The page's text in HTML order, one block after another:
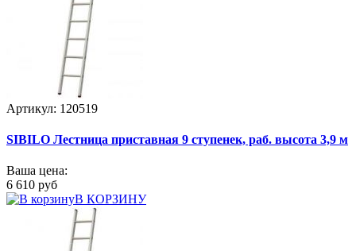
Артикул: 120519
SIBILO Лестница приставная 9 ступенек, раб. высота 3,9 м
Ваша цена:
6 610 руб
В КОРЗИНУ